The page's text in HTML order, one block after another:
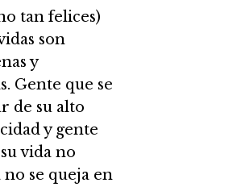
tan felices)
son
y
Gente que se
de su alto
y gente
vida no
se queja en